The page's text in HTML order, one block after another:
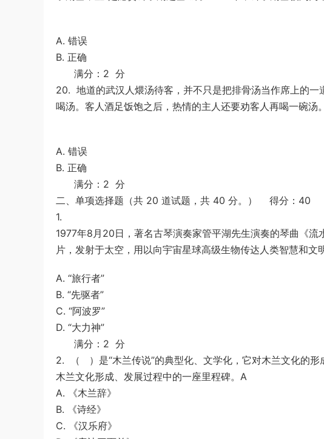
A. 错误
B. 正确
满分：2 分
20. 地道的武汉人煨汤待客，并不只是把排骨汤当作席上的
喝汤。客人酒足饭饱之后，热情的主人还要劝客人再喝一碗汤
A. 错误
B. 正确
满分：2 分
二、单项选择题（共 20 道试题，共 40 分。） 得分：40
1.
1977年8月20日，著名古琴演奏家管平湖先生演奏的琴曲《
片，发射于太空，用以向宇宙星球高级生物传达人类智慧和文
A. “旅行者”
B. “先驱者”
C. “阿波罗”
D. “大力神”
满分：2 分
2.
（ ）是“木兰传说”的典型化、文学化，它对木兰文化的
木兰文化形成、发展过程中的一座里程碑。A
A. 《木兰辞》
B. 《诗经》
C. 《汉乐府》